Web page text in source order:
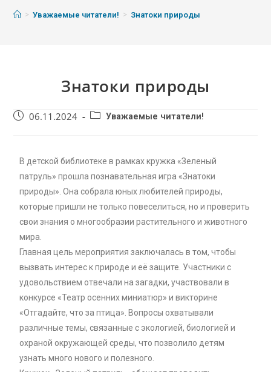
> Уважаемые читатели! > Знатоки природы
Знатоки природы
06.11.2024 Уважаемые читатели!
В детской библиотеке в рамках кружка «Зеленый
патруль» прошла познавательная игра «Знатоки
природы». Она собрала юных любителей природы,
которые пришли не только повеселиться, но и проверить
свои знания о многообразии растительного и животного
мира.
Главная цель мероприятия заключалась в том, чтобы
вызвать интерес к природе и её защите. Участники с
удовольствием отвечали на загадки, участвовали в
конкурсе «Театр осенних миниатюр» и викторине
«Отгадайте, что за птица». Вопросы охватывали
различные темы, связанные с экологией, биологией и
охраной окружающей среды, что позволило детям
узнать много нового и полезного.